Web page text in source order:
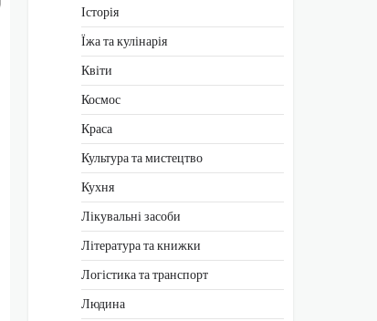
Історія
Їжа та кулінарія
Квіти
Космос
Краса
Культура та мистецтво
Кухня
Лікувальні засоби
Література та книжки
Логістика та транспорт
Людина